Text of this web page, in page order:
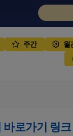
주간 월
바로가기 링크